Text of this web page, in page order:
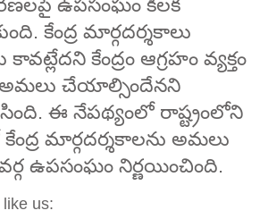
ఉపసంఘం కీలక
కేంద్ర మార్గదర్శకాలు
కేంద్రం ఆగ్రహం వ్యక్తం
చేయాల్సిందేనని
ఈ నేపథ్యంలో రాష్ట్రంలోని
మార్గదర్శకాలను అమలు
ఉపసంఘం నిర్ణయించింది.
us: